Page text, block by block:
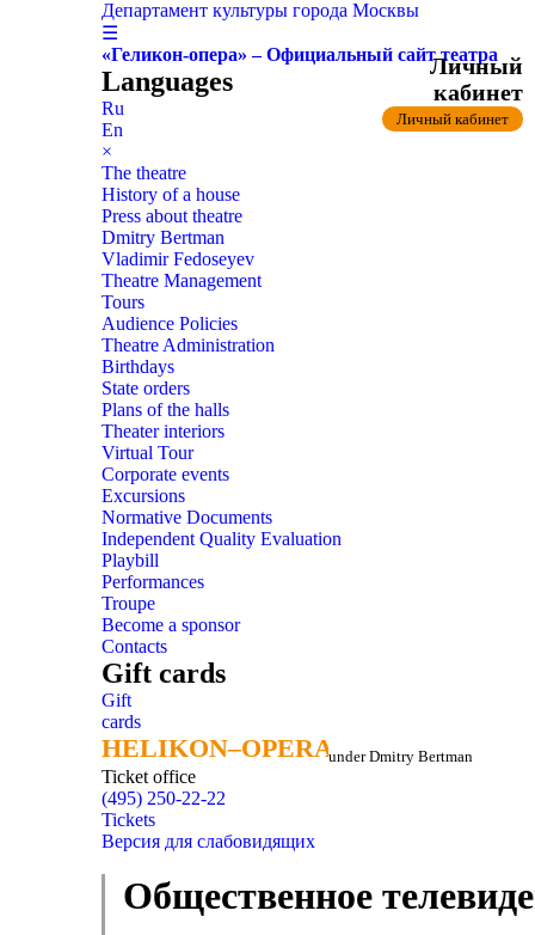
Департамент культуры города Москвы
☰
«Геликон-опера» – Официальный сайт театра
Languages
Ru
En
×
The theatre
History of a house
Press about theatre
Dmitry Bertman
Vladimir Fedoseyev
Theatre Management
Tours
Audience Policies
Theatre Administration
Birthdays
State orders
Plans of the halls
Theater interiors
Virtual Tour
Corporate events
Excursions
Normative Documents
Independent Quality Evaluation
Playbill
Performances
Troupe
Become a sponsor
Contacts
Gift cards
Gift
cards
HELIKON–OPERA
HELIKON–OPERAunder Dmitry Bertman
Ticket office
(495) 250-22-22
Личный
кабинет
Личный кабинет
Tickets
Версия для слабовидящих
Общественное